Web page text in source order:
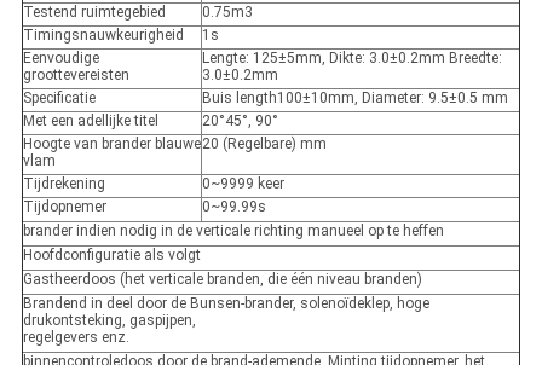
Testend ruimtegebied
0.75m3
Timingsnauwkeurigheid
1s
Eenvoudige
groottevereisten
Lengte: 125±5mm, Dikte: 3.0±0.2mm Breedte:
3.0±0.2mm
Specificatie
Buis length100±10mm, Diameter: 9.5±0.5 mm
Met een adellijke titel
20°45°, 90°
Hoogte van brander blauwe
vlam
20 (Regelbare) mm
Tijdrekening
0~9999 keer
Tijdopnemer
0~99.99s
brander indien nodig in de verticale richting manueel op te heffen
Hoofdconfiguratie als volgt
Gastheerdoos (het verticale branden, die één niveau branden)
Brandend in deel door de Bunsen-brander, solenoïdeklep, hoge
drukontsteking, gaspijpen,
regelgevers enz.